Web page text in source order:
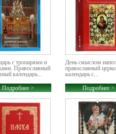
с тропарями и
Православный
календарь...
Подробнее >
День смыслом
православный
календарь с...
Подробнее >